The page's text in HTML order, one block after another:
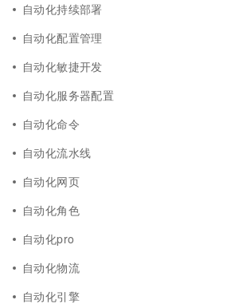
自动化持续部署
自动化配置管理
自动化敏捷开发
自动化服务器配置
自动化命令
自动化流水线
自动化网页
自动化角色
自动化pro
自动化物流
自动化引擎